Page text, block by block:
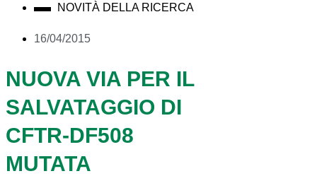
NOVITÀ DELLA RICERCA
16/04/2015
NUOVA VIA PER IL
SALVATAGGIO DI
CFTR-DF508
MUTATA